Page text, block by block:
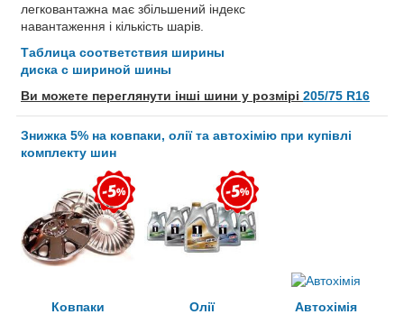
легковантажна має збільшений індекс
навантаження і кількість шарів.
Таблица соответствия ширины
диска с шириной шины
Ви можете переглянути інші шини у розмірі 205/75 R16
Знижка 5% на ковпаки, олії та автохімію при купівлі
комплекту шин
Ковпаки Олії Автохімія